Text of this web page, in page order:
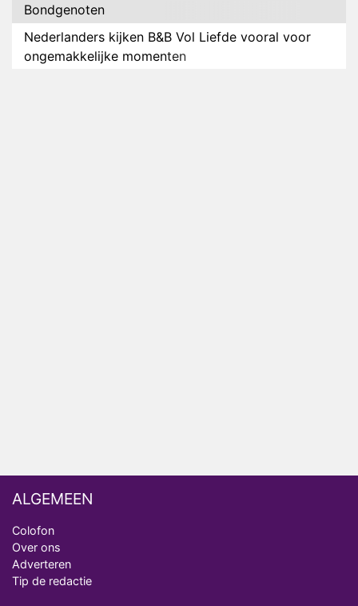
Bondgenoten
Nederlanders kijken B&B Vol Liefde vooral voor
ongemakkelijke momenten
ALGEMEEN
Colofon
Over ons
Adverteren
Tip de redactie